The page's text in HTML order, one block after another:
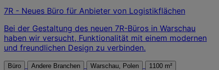
7R - Neues Büro für Anbieter von Logistikflächen
Bei der Gestaltung des neuen 7R-Büros in Warschau
haben wir versucht, Funktionalität mit einem modernen
und freundlichen Design zu verbinden.
Büro Andere Branchen Warschau, Polen 1100 m²